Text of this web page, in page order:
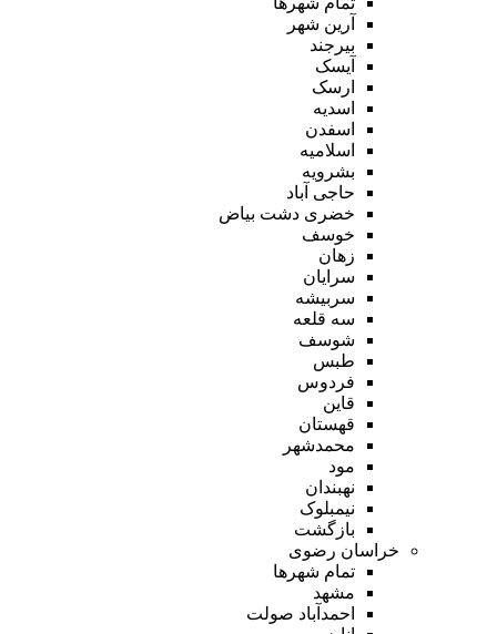
آرین شهر
بیرجند
آیسک
ارسک
اسدیه
اسفدن
اسلامیه
بشرویه
حاجی آباد
خضری دشت بیاض
خوسف
زهان
سرایان
سربیشه
سه قلعه
شوسف
طبس
فردوس
قاین
قهستان
محمدشهر
مود
نهبندان
نیمبلوک
بازگشت
خراسان رضوی
تمام شهر‌ها
مشهد
احمدآباد صولت